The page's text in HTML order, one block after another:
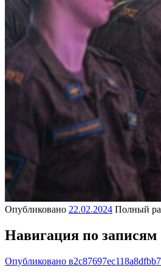
Опубликовано 22.02.2024 Полный
Навигация по записям
Опубликовано в